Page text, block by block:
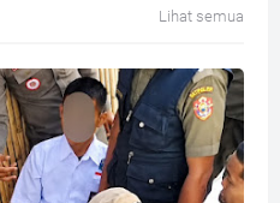
Lihat semua